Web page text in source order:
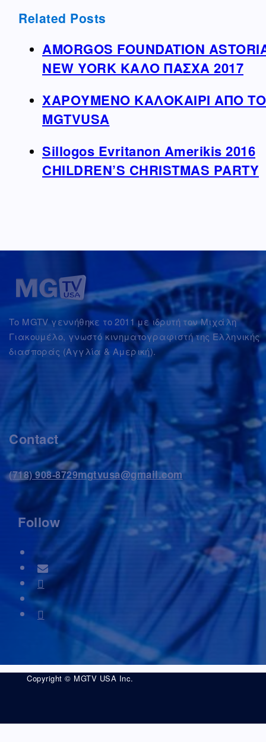
Related Posts
AMORGOS FOUNDATION
NEW YORK ΚΑΛΟ ΠΑΣΧΑ 2017
ΧΑΡΟΥΜΕΝΟ ΚΑΛΟΚΑΙΡΙ ΑΠΟ ΤΟ
MGTVUSA
Sillogos Evritanon Amerikis 2016
CHILDREN’S CHRISTMAS PARTY
Το MGTV γεννήθηκε το 2011 με ιδρυτή τον Μιχάλη
Γιακουμέλο, γνωστό κινηματογραφιστή της Ελληνικής
διασποράς (Αγγλία & Αμερική).
Contact
(718) 908-8729mgtvusa@gmail.com
Follow
Copyright © MGTV USA Inc.